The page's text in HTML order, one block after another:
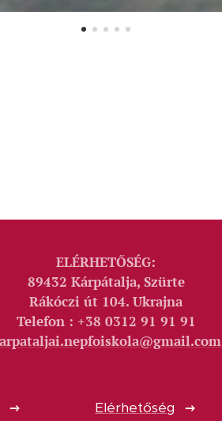
ELÉRHETŐSÉG:
89432 Kárpátalja, Szürte
Rákóczi út 104. Ukrajna
Telefon : +38 0312 91 91 91
Elérhetőség